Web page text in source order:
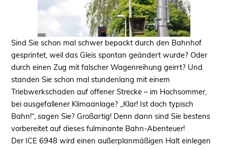
Sind Sie schon mal schwer bepackt durch den Bahnhof
gesprintet, weil das Gleis spontan geändert wurde? Oder
durch einen Zug mit falscher Wagenreihung geirrt? Und
standen Sie schon mal stundenlang mit einem
Triebwerkschaden auf offener Strecke – im Hochsommer,
bei ausgefallener Klimaanlage? „Klar! Ist doch typisch
Bahn!“, sagen Sie? Großartig! Denn dann sind Sie bestens
vorbereitet auf dieses fulminante Bahn-Abenteuer!
Der ICE 6948 wird einen außerplanmäßigen Halt einlegen